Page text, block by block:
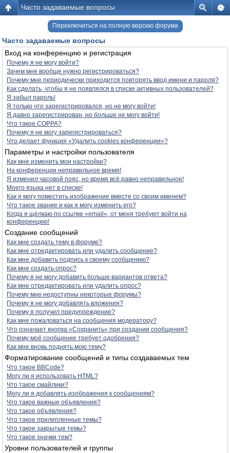
Часто задаваемые вопросы
Переключиться на полную версию форума
Часто задаваемые вопросы
Вход на конференцию и регистрация
Почему я не могу войти?
Зачем мне вообще нужно регистрироваться?
Почему мне периодически приходится повторять ввод имени и пароля?
Как сделать, чтобы я не появлялся в списке активных пользователей?
Я забыл пароль!
Я только что зарегистрировался, но не могу войти!
Я давно зарегистрирован, но больше не могу войти!
Что такое COPPA?
Почему я не могу зарегистрироваться?
Что делает функция «Удалить cookies конференции»?
Параметры и настройки пользователя
Как мне изменить мои настройки?
На конференции неправильное время!
Я изменил часовой пояс, но время всё равно неправильное!
Моего языка нет в списке!
Как я могу поместить изображение вместе со своим именем?
Что такое звание и как я могу изменить его?
Когда я щёлкаю по ссылке «email», от меня требуют войти на
конференцию!
Создание сообщений
Как мне создать тему в форуме?
Как мне отредактировать или удалить сообщение?
Как мне добавить подпись к своему сообщению?
Как мне создать опрос?
Почему я не могу добавить больше вариантов ответа?
Как мне отредактировать или удалить опрос?
Почему мне недоступны некоторые форумы?
Почему я не могу добавлять вложения?
Почему я получил предупреждение?
Как мне пожаловаться на сообщения модератору?
Что означает кнопка «Сохранить» при создании сообщения?
Почему моё сообщение требует одобрения?
Как мне вновь поднять мою тему?
Форматирование сообщений и типы создаваемых тем
Что такое BBCode?
Могу ли я использовать HTML?
Что такое смайлики?
Могу ли я добавлять изображения к сообщениям?
Что такое важные объявления?
Что такое объявления?
Что такое прилепленные темы?
Что такое закрытые темы?
Что такое значки тем?
Уровни пользователей и группы